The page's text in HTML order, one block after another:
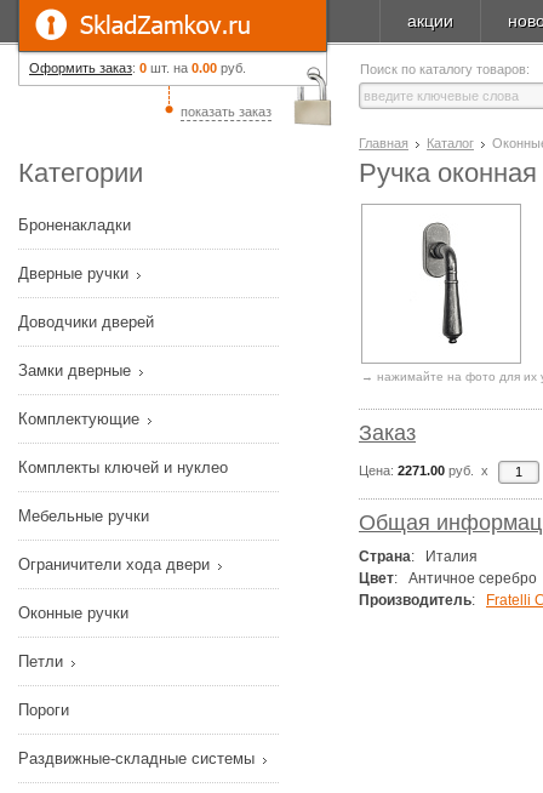
Оформить заказ: 0 шт. на 0.00 руб.
показать заказ
акции
Поиск по каталогу товаров:
Категории
Броненакладки
Дверные ручки
Доводчики дверей
Замки дверные
Комплектующие
Комплекты ключей и нуклео
Мебельные ручки
Ограничители хода двери
Оконные ручки
Петли
Пороги
Раздвижные-складные системы
Главная Каталог
Ручка
→ нажимайте на фото для их
Заказ
Цена: 2271.00 руб. x
Общая
Страна: Италия
Цвет: Античное серебро
Производитель: Fratelli